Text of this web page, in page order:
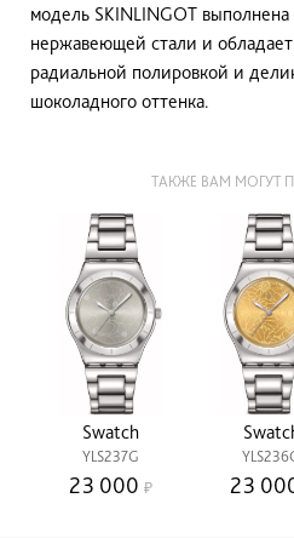
модель SKINLINGOT
нержавеющей стали и
радиальной полировкой и
шоколадного оттенка.
ТАКЖЕ ВАМ МОГУТ
Swatch
YLS237G
23 000 23